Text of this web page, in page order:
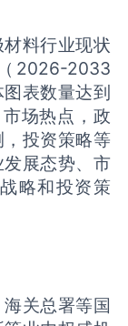
料行业现状
2026-2033
表数量达到
场热点，政
投资策略等
展态势、市
略和投资策
关总署等国